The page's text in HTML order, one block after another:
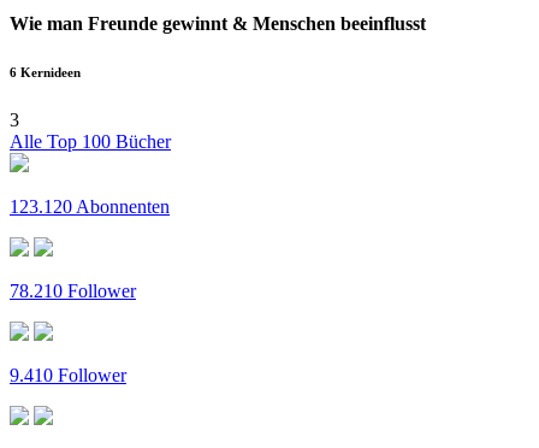
Wie man Freunde gewinnt & Menschen beeinflusst
6 Kernideen
3
Alle Top 100 Bücher
123.120 Abonnenten
78.210 Follower
9.410 Follower